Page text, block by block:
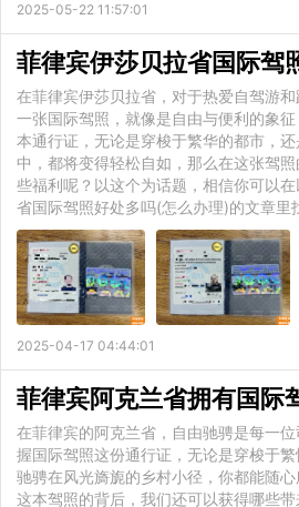
2025-05-22 11:57:01
在菲律宾伊莎贝拉省，对于热爱自驾游
一张国际驾照，就像是自由与便利的象
本通行证，无论是穿梭于繁华的都市，
中，都将变得轻松自如，那么在这张驾
些福利呢？以这个为话题，相信你可以
省国际驾照好处多吗(怎么办理)的文章里
2025-04-17 04:44:01
在菲律宾的阿克兰省，自由驰骋是每一
握国际驾照这份通行证，无论是穿梭于
驰骋在风光旖旎的乡村小径，你都能随
这本驾照的背后，我们还可以获得哪些